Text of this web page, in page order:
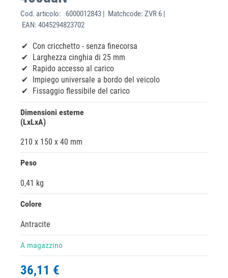
Cod. articolo:
6000012843 | Matchcode: ZVR 6 |
EAN: 4045294823702
Con cricchetto - senza finecorsa
Larghezza cinghia di 25 mm
Rapido accesso al carico
Impiego universale a bordo del veicolo
Fissaggio flessibile del carico
Dimensioni esterne
(LxLxA)
210 x 150 x 40 mm
Peso
0,41 kg
Colore
Antracite
A magazzino
36,11 €